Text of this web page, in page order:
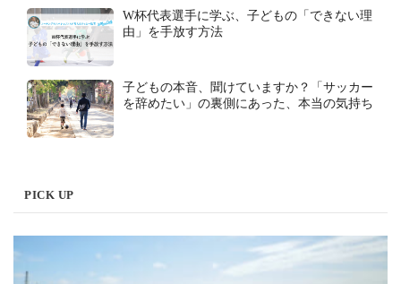
W杯代表選手に学ぶ、子どもの「できない理
由」を手放す方法
子どもの本音、聞けていますか？「サッカー
を辞めたい」の裏側にあった、本当の気持ち
PICK UP